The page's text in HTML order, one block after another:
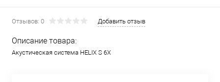
Отзывов: 0 Добавить отзыв
Описание товара:
Акустическая система HELIX S 6X